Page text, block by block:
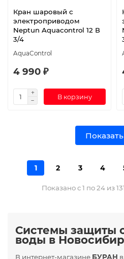
Кран шаровый с
электроприводом
Neptun Aquacontrol 12 В
3/4
AquaControl
4 990 ₽
В корзину
1 2 3 4
Показано с 1 по 24 из
Системы защиты
воды в
В интернет-магазине БУРАН